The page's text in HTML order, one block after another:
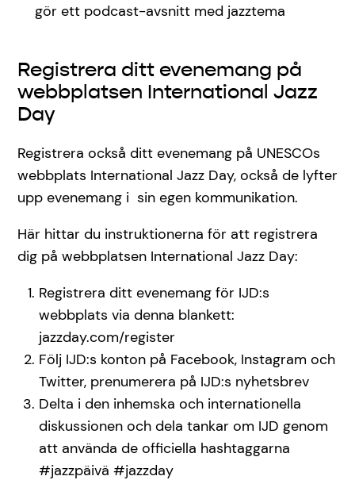
gör ett podcast-avsnitt med jazztema
Registrera ditt evenemang på
webbplatsen International Jazz
Day
Registrera också ditt evenemang på UNESCOs
webbplats International Jazz Day, också de lyfter
upp evenemang i sin egen kommunikation.
Här hittar du instruktionerna för att registrera
dig på webbplatsen International Jazz Day:
Registrera ditt evenemang för IJD:s
webbplats via denna blankett:
jazzday.com/register
Följ IJD:s konton på Facebook, Instagram och
Twitter, prenumerera på IJD:s nyhetsbrev
Delta i den inhemska och internationella
diskussionen och dela tankar om IJD genom
att använda de officiella hashtaggarna
#jazzpäivä #jazzday